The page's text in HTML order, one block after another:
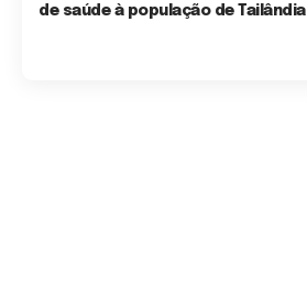
de saúde à população de Tailândia